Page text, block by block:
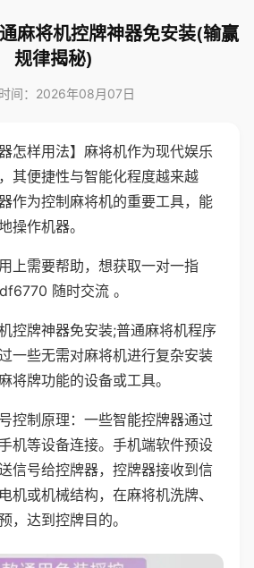
麻将机控牌神器免安装(输赢
规律揭秘)
间：2026年08月07日
怎样用法】麻将机作为现代娱乐
其便捷性与智能化程度越来越
作为控制麻将机的重要工具，能
操作机器。
上需要帮助，想获取一对一指
随时交流 。
控牌神器免安装;普通麻将机程序
一些无需对麻将机进行复杂安装
将牌功能的设备或工具。
控制原理：一些智能控牌器通过
机等设备连接。手机端软件预设
信号给控牌器，控牌器接收到信
机或机械结构，在麻将机洗牌、
，达到控牌目的。